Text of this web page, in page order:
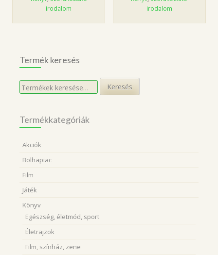
irodalom
irodalom
Termék keresés
Keresés
a
Keresés
Termékkategóriák
Akciók
Bolhapiac
Film
Játék
Könyv
Egészség, életmód, sport
Életrajzok
Film, színház, zene